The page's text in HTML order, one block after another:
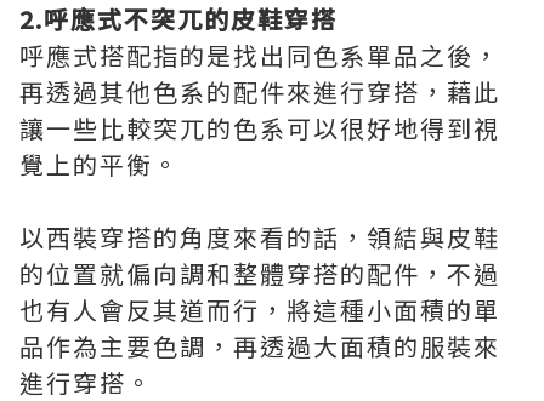
2.呼應式不突兀的皮鞋穿搭
呼應式搭配指的是找出同色系單品之後，
再透過其他色系的配件來進行穿搭，藉此
讓一些比較突兀的色系可以很好地得到視
覺上的平衡。
以西裝穿搭的角度來看的話，領結與皮鞋
的位置就偏向調和整體穿搭的配件，不過
也有人會反其道而行，將這種小面積的單
品作為主要色調，再透過大面積的服裝來
進行穿搭。